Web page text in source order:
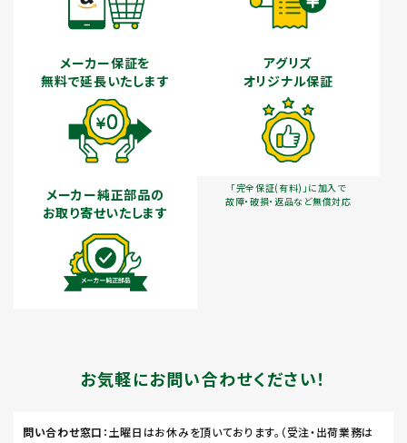
メーカー保証を
無料で延長いたします
アグリズ
オリジナル保証
「完全保証(有料)」に加入で
故障・破損・返品など無償対応
メーカー純正部品の
お取り寄せいたします
お気軽にお問い合わせください！
問い合わせ窓口 ：土曜日はお休みを頂いております。（受注・出荷業務は